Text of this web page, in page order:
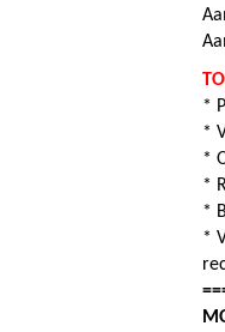
*
*
*
*
*
*